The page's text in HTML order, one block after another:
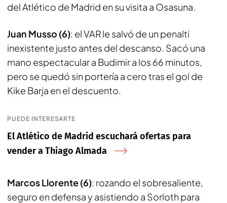
del Atlético de Madrid en su visita a Osasuna.
Juan Musso (6): el VAR le salvó de un penalti
inexistente justo antes del descanso. Sacó una
mano espectacular a Budimir a los 66 minutos,
pero se quedó sin portería a cero tras el gol de
Kike Barja en el descuento.
PUEDE INTERESARTE
El Atlético de Madrid escuchará ofertas para
vender a Thiago Almada
Marcos Llorente (6): rozando el sobresaliente,
seguro en defensa y asistiendo a Sorloth para